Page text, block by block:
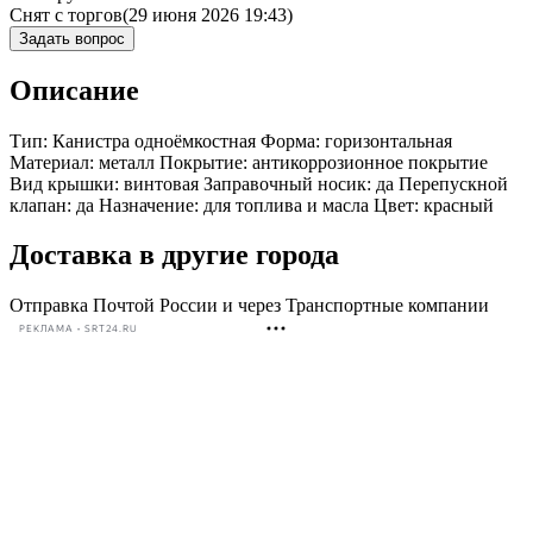
Снят с торгов(29 июня 2026 19:43)
Задать вопрос
Описание
Тип: Канистра одноёмкостная Форма: горизонтальная
Материал: металл Покрытие: антикоррозионное покрытие
Вид крышки: винтовая Заправочный носик: да Перепускной
клапан: да Назначение: для топлива и масла Цвет: красный
Доставка в другие города
Отправка Почтой России и через Транспортные компании
РЕКЛАМА • SRT24.RU